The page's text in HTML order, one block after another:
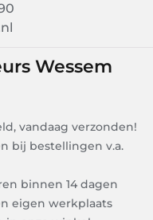
Wessem
verzonden!
bestellingen v.a.
14 dagen
werkplaats